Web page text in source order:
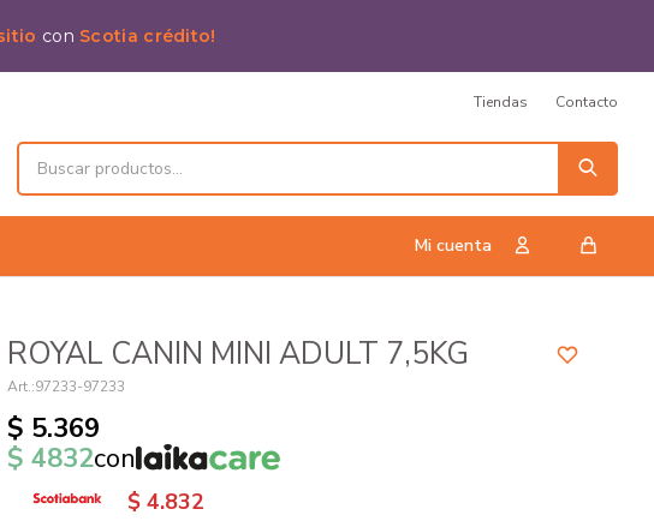
con Scotia crédito!
Tiendas Contacto
ROYAL CANIN MINI ADULT 7,5KG
97233-97233
$ 5.369
$ 4832con
$ 4.832